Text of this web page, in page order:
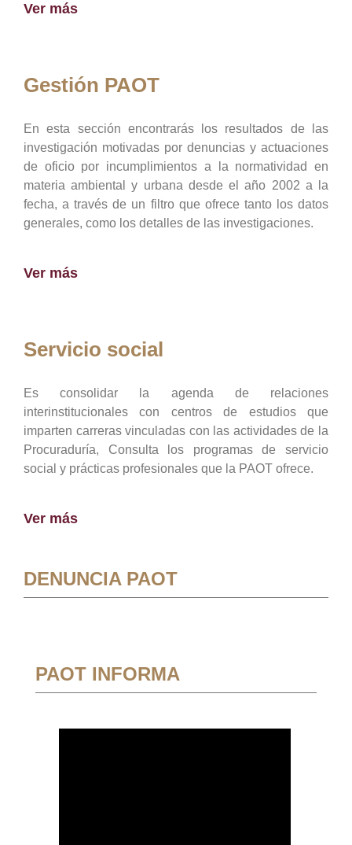
Ver más
Gestión PAOT
En esta sección encontrarás los resultados de las
investigación motivadas por denuncias y actuaciones
de oficio por incumplimientos a la normatividad en
materia ambiental y urbana desde el año 2002 a la
fecha, a través de un filtro que ofrece tanto los datos
generales, como los detalles de las investigaciones.
Ver más
Servicio social
Es consolidar la agenda de relaciones
interinstitucionales con centros de estudios que
imparten carreras vinculadas con las actividades de la
Procuraduría, Consulta los programas de servicio
social y prácticas profesionales que la PAOT ofrece.
Ver más
DENUNCIA PAOT
PAOT INFORMA